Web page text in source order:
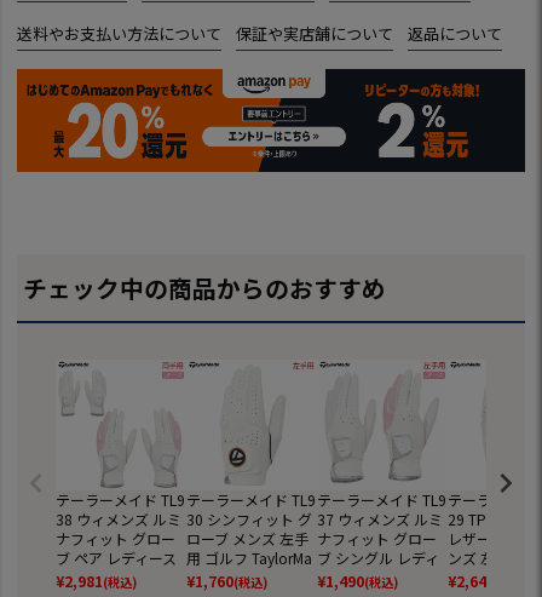
送料やお支払い方法について 保証や実店舗について 返品について
チェック中の商品からのおすすめ
テーラーメイド TL9
38 ウィメンズ ルミ
ナフィット グロー
ブ ペア レディース
両手用 ゴルフ Tayl
¥2,981(税込)
テーラーメイド TL9
30 シンフィット グ
ローブ メンズ 左手
用 ゴルフ TaylorMa
de 2026年モデル
¥1,760(税込)
テーラーメイド TL9
37 ウィメンズ ルミ
ナフィット グロー
ブ シングル レディ
ース 左手用 ゴルフ
¥1,490(税込)
テーラーメイ
29 TP ジェニ
レザーグロー
ンズ 左手用
TaylorMade
¥2,640